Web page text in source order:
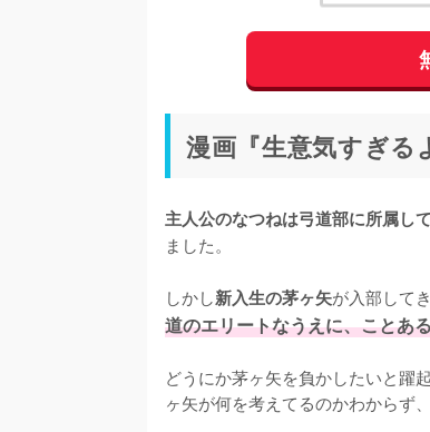
漫画『生意気すぎ
主人公のなつねは弓道部に所属し
ました。
しかし新入生の茅ヶ矢が入部して
道のエリートなうえに、ことあ
どうにか茅ヶ矢を負かしたいと躍
ヶ矢が何を考えてるのかわからず